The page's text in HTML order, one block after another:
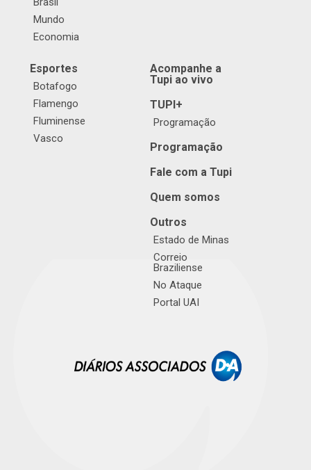
Mundo
Economia
Esportes
Botafogo
Flamengo
Fluminense
Vasco
Acompanhe a
Tupi ao vivo
TUPI+
Programação
Programação
Fale com a Tupi
Quem somos
Outros
Estado de Minas
Correio
Braziliense
No Ataque
Portal UAI